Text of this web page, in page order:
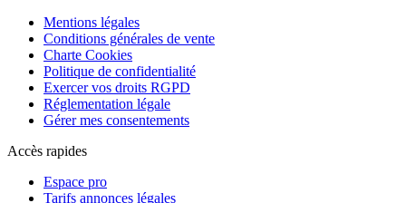
Mentions légales
Conditions générales de vente
Charte Cookies
Politique de confidentialité
Exercer vos droits RGPD
Réglementation légale
Gérer mes consentements
Accès rapides
Espace pro
Tarifs annonces légales